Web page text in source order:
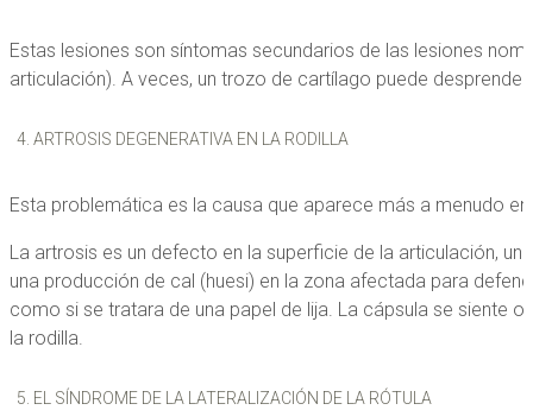
Estas lesiones son síntomas secundarios de las lesiones
articulación). A veces, un trozo de cartílago puede
ARTROSIS DEGENERATIVA EN LA RODILLA
Esta problemática es la causa que aparece más a menudo
La artrosis es un defecto en la superficie de la articulación,
una producción de cal (huesi) en la zona afectada para
como si se tratara de una papel de lija. La cápsula se siente
la rodilla.
EL SÍNDROME DE LA LATERALIZACIÓN DE LA RÓTULA